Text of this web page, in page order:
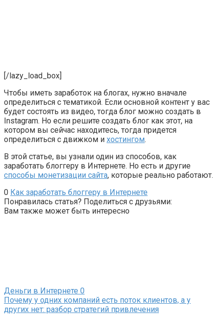
[/lazy_load_box]
Чтобы иметь заработок на блогах, нужно вначале
определиться с тематикой. Если основной контент у вас
будет состоять из видео, тогда блог можно создать в
Instagram. Но если решите создать блог как этот, на
котором вы сейчас находитесь, тогда придется
определиться с движком и хостингом.
В этой статье, вы узнали один из способов, как
заработать блоггеру в Интернете. Но есть и другие
способы монетизации сайта, которые реально работают.
0 Как заработать блоггеру в Интернете
Понравилась статья? Поделиться с друзьями:
Вам также может быть интересно
Деньги в Интернете 0
Почему у одних компаний есть поток клиентов, а у
других нет: разбор стратегий привлечения